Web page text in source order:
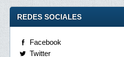
REDES SOCIALES
Facebook
Twitter